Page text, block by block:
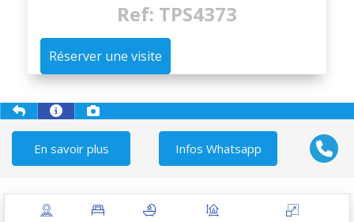
Ref: TPS4373
Réserver une visite
En savoir plus Infos Whatsapp